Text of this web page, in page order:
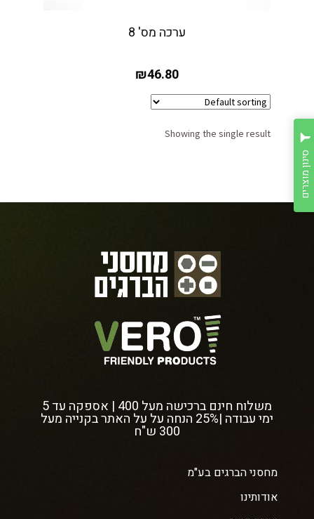
סינון מוצרים
ערכה מס' 8
₪46.80
Showing the single result
משלוח חינם ברכישה מעל 400 | אספקה עד 5
ימי עבודה |25% הנחה על על האתר בקנייה מעל
300 ש"ח
מחסני הברגים בע"מ
אודותינו